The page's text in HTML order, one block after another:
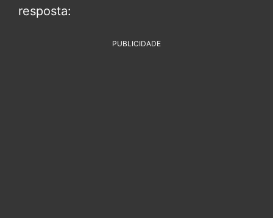
resposta:
PUBLICIDADE